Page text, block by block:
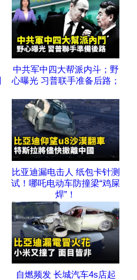
中共军中四大帮派内斗；野
心曝光 习普联手准备后路；
比亚迪漏电击人 纸包卡针测
试！哪吒电动车防撞梁“鸡屎
焊”！
自燃频发 长城汽车4s店起